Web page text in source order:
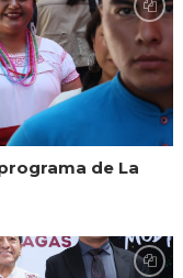
de La